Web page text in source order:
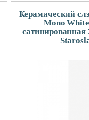
Керамический
Mono
сатинированная